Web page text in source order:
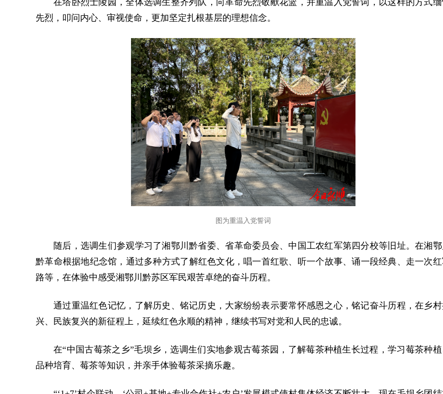
在塔卧烈士陵园，全体选调生整齐列队，向革命先烈敬献花篮，并重温入党誓词，以这样的方式
先烈，叩问内心、审视使命，更加坚定扎根基层的理想信念。
图为重温入党誓词
随后，选调生们参观学习了湘鄂川黔省委、省革命委员会、中国工农红军第四分校等旧址。在湘鄂
黔革命根据地纪念馆，通过多种方式了解红色文化，唱一首红歌、听一个故事、诵一段经典、走一次
路等，在体验中感受湘鄂川黔苏区军民艰苦卓绝的奋斗历程。
通过重温红色记忆，了解历史、铭记历史，大家纷纷表示要常怀感恩之心，铭记奋斗历程，在乡
兴、民族复兴的新征程上，延续红色永顺的精神，继续书写对党和人民的忠诚。
在“中国古莓茶之乡”毛坝乡，选调生们实地参观古莓茶园，了解莓茶种植生长过程，学习莓茶种植
品种培育、莓茶等知识，并亲手体验莓茶采摘乐趣。